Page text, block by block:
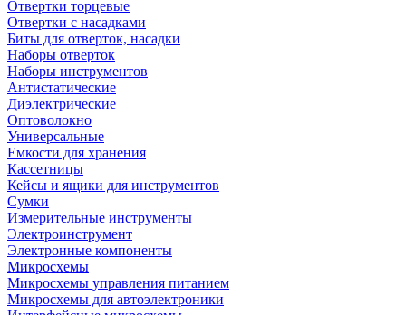
Отвертки торцевые
Отвертки с насадками
Биты для отверток, насадки
Наборы отверток
Наборы инструментов
Антистатические
Диэлектрические
Оптоволокно
Универсальные
Емкости для хранения
Кассетницы
Кейсы и ящики для инструментов
Сумки
Измерительные инструменты
Электроинструмент
Электронные компоненты
Микросхемы
Микросхемы управления питанием
Микросхемы для автоэлектроники